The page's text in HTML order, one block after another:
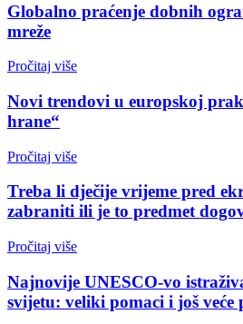
Globalno praćenje dobnih
mreže
Pročitaj više
Novi trendovi u europskoj
hrane“
Pročitaj više
Treba li dječije vrijeme pred
zabraniti ili je to predmet
Pročitaj više
Najnovije UNESCO-vo
svijetu: veliki pomaci i još veće